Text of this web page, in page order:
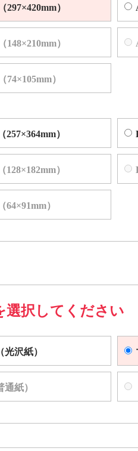
297×420mm）
148×210mm）
74×105mm）
257×364mm）
128×182mm）
64×91mm）
選択してください
光沢紙）
通紙）